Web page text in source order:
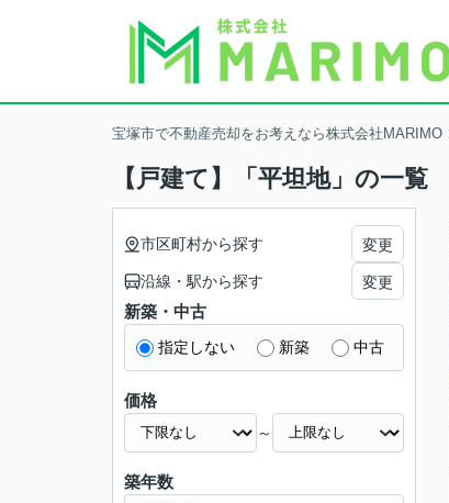
宝塚市で不動産売却をお考えなら株式会社MARIMO
【戸建て】「平坦地」の一覧
市区町村から探す 変更
沿線・駅から探す 変更
新築・中古
指定しない 新築 中古
価格
～
築年数